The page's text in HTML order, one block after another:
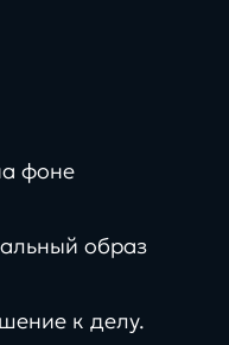
фоне
образ
к делу.